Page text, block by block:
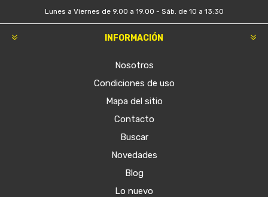
Lunes a Viernes de 9.00 a 19.00 - Sáb. de 10 a 13:30
INFORMACIÓN
Nosotros
Condiciones de uso
Mapa del sitio
Contacto
Buscar
Novedades
Blog
Lo nuevo